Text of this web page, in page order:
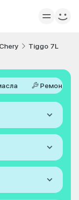
Chery Tiggo 7L
Ремонт